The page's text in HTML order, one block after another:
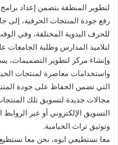
لتطوير المنطقة يتضمن إعداد
رفع جودة المنتجات الحرفية، إلى
للحرف اليدوية المختلفة، وفي
لتلاميذ المدارس وطلبة الجامعات
وإنشاء مركز لتطوير التصميمات،
واستخدامات معاصرة لمنتجات
التي تضمن الحفاظ على جودة
مجالات جديدة لتسويق تلك
التسويق الإلكتروني أو عبر
وتوثيق تراث الخيامية.
معا نستطيعي ايوه، نحن معا نستطيع